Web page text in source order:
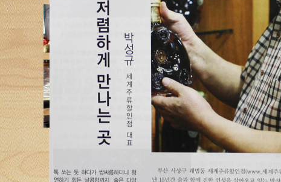
새계주류부산할인점
위스키